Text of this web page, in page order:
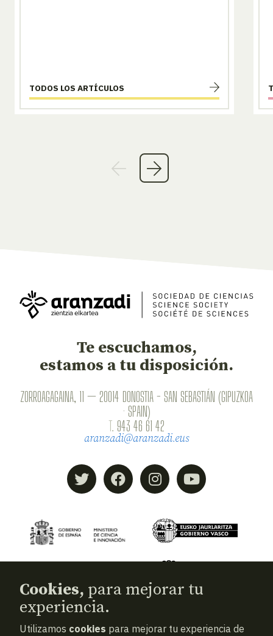
TODOS LOS ARTÍCULOS
Te escuchamos,
estamos a tu disposición.
ZORROAGAGAINA, 11 — 20014 DONOSTIA - SAN SEBASTIÁN (GIPUZKOA
· SPAIN)
T. 943 46 61 42
aranzadi@aranzadi.eus
Cookies, para mejorar tu
experiencia.
Utilizamos cookies para mejorar tu experiencia de